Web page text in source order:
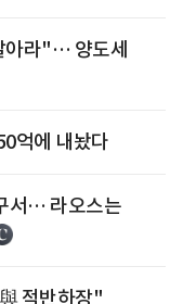
아라"… 양도세
억에 내놨다
서… 라오스는
적반하장"